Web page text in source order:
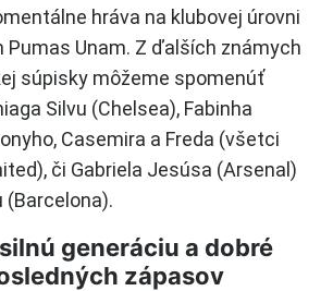
hráva na klubovej úrovni
Pumas Unam. Z ďalších známych
súpisky môžeme spomenúť
Silvu (Chelsea), Fabinha
Casemira a Freda (všetci
či Gabriela Jesúsa (Arsenal)
(Barcelona).
generáciu a dobré
zápasov